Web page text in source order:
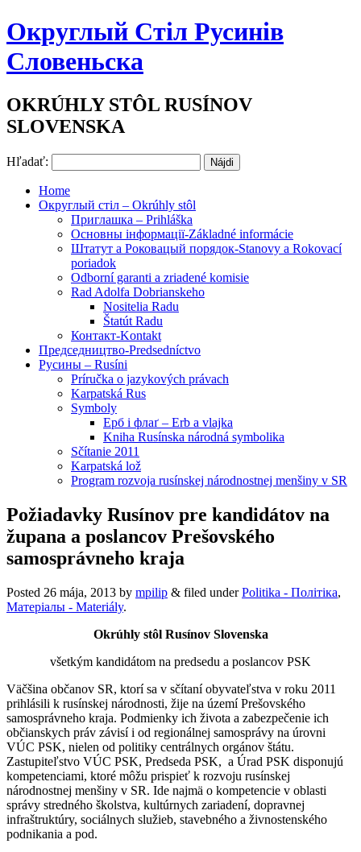
Округлый Стіл Русинів
Словеньска
OKRÚHLY STÔL RUSÍNOV
SLOVENSKA
Hľadať:
Home
Округлый стіл – Okrúhly stôl
Приглашка – Prihláška
Основны інформації-Základné informácie
Штатут a Роковацый порядок-Stanovy a Rokovací
poriadok
Odborní garanti a zriadené komisie
Rad Adolfa Dobrianskeho
Nositelia Radu
Štatút Radu
Контакт-Kontakt
Председництво-Predsedníctvo
Русины – Rusíni
Príručka o jazykových právach
Karpatská Rus
Symboly
Ерб і флаґ – Erb a vlajka
Kniha Rusínska národná symbolika
Sčítanie 2011
Karpatská lož
Program rozvoja rusínskej národnostnej menšiny v SR
Požiadavky Rusínov pre kandidátov na
župana a poslancov Prešovského
samosprávneho kraja
Posted 26 mája, 2013 by mpilip & filed underPolitika - Політіка,
Матеріалы - Materiály.
Okrúhly stôl Rusínov Slovenska
všetkým kandidátom na predsedu a poslancov PSK
Väčšina občanov SR, ktorí sa v sčítaní obyvateľstva v roku 2011
prihlásili k rusínskej národnosti, žije na území Prešovského
samosprávneho kraja. Podmienky ich života a zabezpečenie ich
občianskych práv závisí i od regionálnej samosprávy na úrovni
VÚC PSK, nielen od politiky centrálnych orgánov štátu.
Zastupiteľstvo VÚC PSK, Predseda PSK, a Úrad PSK disponujú
kompetenciami, ktoré môžu prispieť k rozvoju rusínskej
národnostnej menšiny v SR. Ide najmä o kompetencie v oblasti
správy stredného školstva, kultúrnych zariadení, dopravnej
infraštruktúry, sociálnych služieb, stavebného a živnostenského
podnikania a pod.